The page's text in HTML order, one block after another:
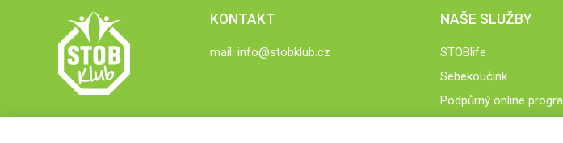
KONTAKT
mail: info@stobklub.cz
NAŠE SLUŽBY
STOBlife
Sebekoučink
Podpůrný online